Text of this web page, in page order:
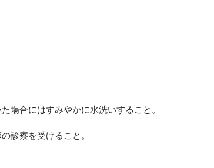
場合にはすみやかに水洗いすること。
診察を受けること。